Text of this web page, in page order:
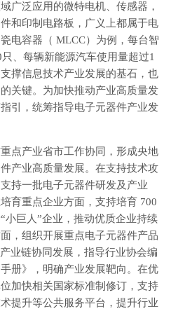
广泛应用的微特电机、传感器，
和印制电路板，广义上都属于电
电容器（ MLCC）为例，每台智
、每辆新能源汽车使用量超过1
撑信息技术产业发展的基石，也
关键。为加快推动产业高质量发
引，统筹指导电子元器件产业发
点产业省市工作协同，形成央地
产业高质量发展。在支持技术攻
持一批电子元器件研发及产业
育重点企业方面，支持培育 700
小巨人”企业，推动优质企业持续
，组织开展重点电子元器件产品
业链协同发展，指导行业协会编
册》，明确产业发展靶向。在优
加快相关国家标准制修订，支持
提升等公共服务平台，提升行业